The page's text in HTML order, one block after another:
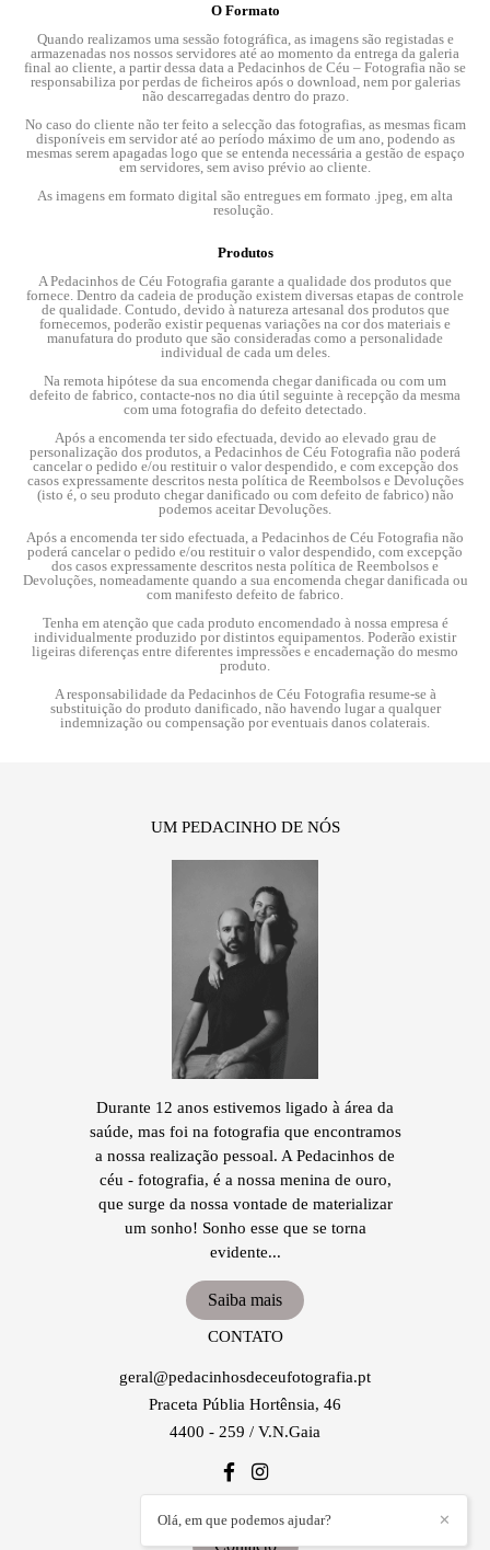
O Formato
Quando realizamos uma sessão fotográfica, as imagens são registadas e
armazenadas nos nossos servidores até ao momento da entrega da galeria
final ao cliente, a partir dessa data a Pedacinhos de Céu – Fotografia não se
responsabiliza por perdas de ficheiros após o download, nem por galerias
não descarregadas dentro do prazo.
No caso do cliente não ter feito a selecção das fotografias, as mesmas ficam
disponíveis em servidor até ao período máximo de um ano, podendo as
mesmas serem apagadas logo que se entenda necessária a gestão de espaço
em servidores, sem aviso prévio ao cliente.
As imagens em formato digital são entregues em formato .jpeg, em alta
resolução.
Produtos
A Pedacinhos de Céu Fotografia garante a qualidade dos produtos que
fornece. Dentro da cadeia de produção existem diversas etapas de controle
de qualidade. Contudo, devido à natureza artesanal dos produtos que
fornecemos, poderão existir pequenas variações na cor dos materiais e
manufatura do produto que são consideradas como a personalidade
individual de cada um deles.
Na remota hipótese da sua encomenda chegar danificada ou com um
defeito de fabrico, contacte-nos no dia útil seguinte à recepção da mesma
com uma fotografia do defeito detectado.
Após a encomenda ter sido efectuada, devido ao elevado grau de
personalização dos produtos, a Pedacinhos de Céu Fotografia não poderá
cancelar o pedido e/ou restituir o valor despendido, e com excepção dos
casos expressamente descritos nesta política de Reembolsos e Devoluções
(isto é, o seu produto chegar danificado ou com defeito de fabrico) não
podemos aceitar Devoluções.
Após a encomenda ter sido efectuada, a Pedacinhos de Céu Fotografia não
poderá cancelar o pedido e/ou restituir o valor despendido, com excepção
dos casos expressamente descritos nesta política de Reembolsos e
Devoluções, nomeadamente quando a sua encomenda chegar danificada ou
com manifesto defeito de fabrico.
Tenha em atenção que cada produto encomendado à nossa empresa é
individualmente produzido por distintos equipamentos. Poderão existir
ligeiras diferenças entre diferentes impressões e encadernação do mesmo
produto.
A responsabilidade da Pedacinhos de Céu Fotografia resume-se à
substituição do produto danificado, não havendo lugar a qualquer
indemnização ou compensação por eventuais danos colaterais.
UM PEDACINHO DE NÓS
Durante 12 anos estivemos ligado à área da
saúde, mas foi na fotografia que encontramos
a nossa realização pessoal. A Pedacinhos de
céu - fotografia, é a nossa menina de ouro,
que surge da nossa vontade de materializar
um sonho! Sonho esse que se torna
evidente...
Saiba mais
CONTATO
geral@pedacinhosdeceufotografia.pt
Praceta Públia Hortênsia, 46
4400 - 259 / V.N.Gaia
Contacto
✕
Olá, em que podemos ajudar?